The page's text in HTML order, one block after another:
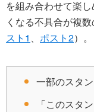
を組み合わせて楽
くなる不具合が複
スト1 、 ポスト2）。
一部のスタ
「このスタ